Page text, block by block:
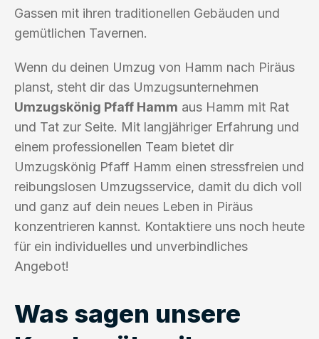
Gassen mit ihren traditionellen Gebäuden und
gemütlichen Tavernen.
Wenn du deinen Umzug von Hamm nach Piräus
planst, steht dir das Umzugsunternehmen
Umzugskönig Pfaff Hamm aus Hamm mit Rat
und Tat zur Seite. Mit langjähriger Erfahrung und
einem professionellen Team bietet dir
Umzugskönig Pfaff Hamm einen stressfreien und
reibungslosen Umzugsservice, damit du dich voll
und ganz auf dein neues Leben in Piräus
konzentrieren kannst. Kontaktiere uns noch heute
für ein individuelles und unverbindliches
Angebot!
Was sagen unsere